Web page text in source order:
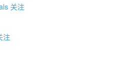
关注
注